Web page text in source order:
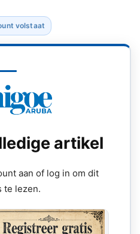
volstaat
artikel
aan of log in om dit
te lezen.